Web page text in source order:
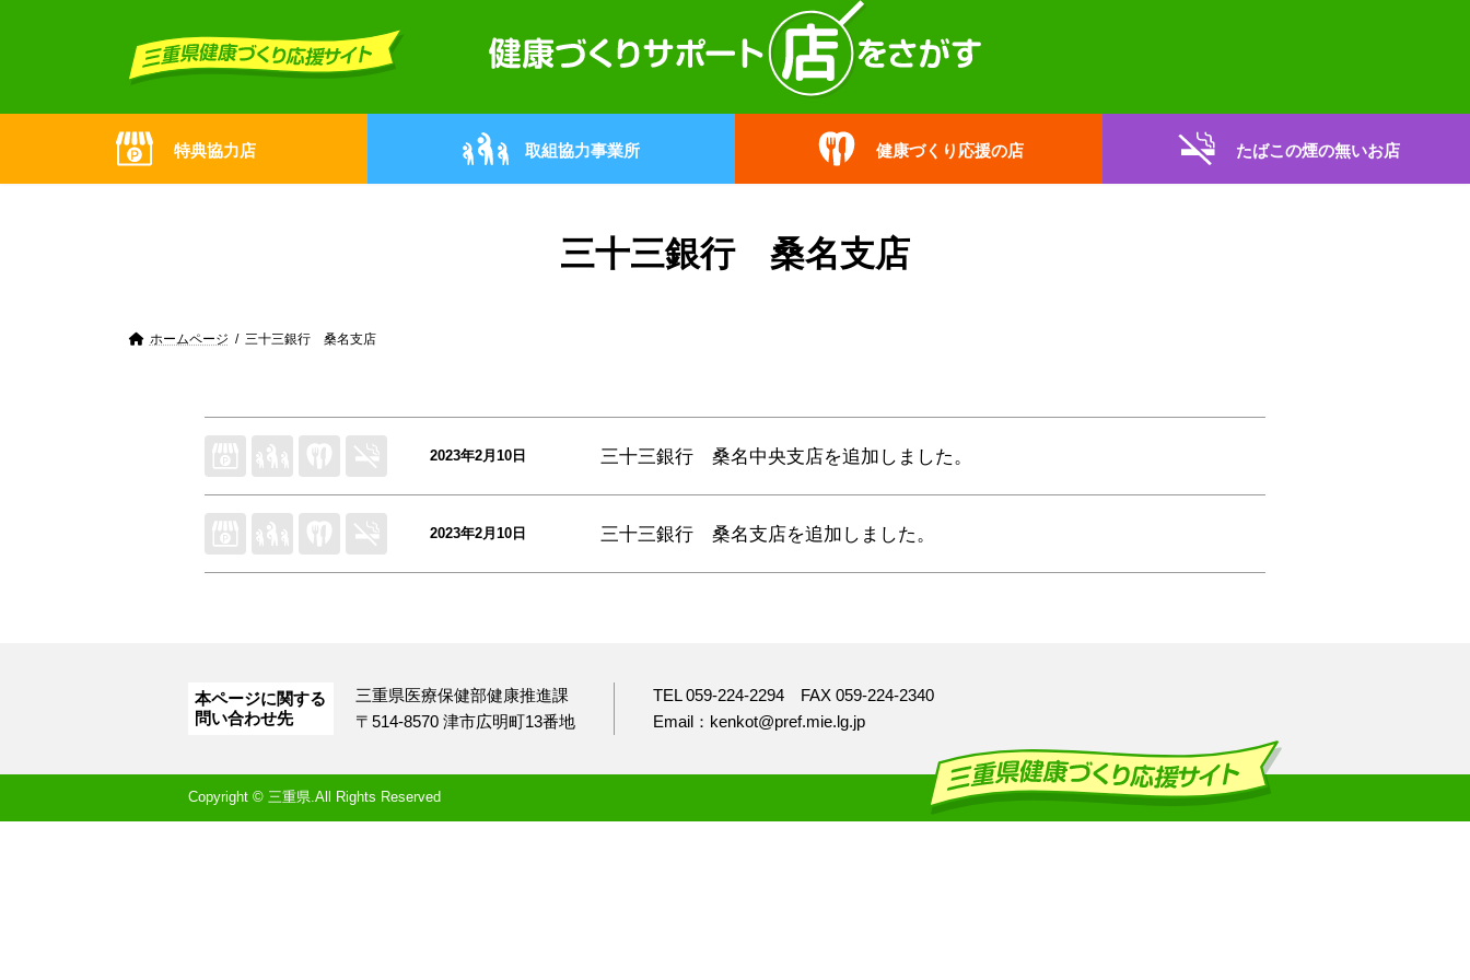
特典協力店 取組協力事業所 健康づくり応援の店 たばこの煙の無いお店
三十三銀行 桑名支店
ホームページ 三十三銀行 桑名支店
2023年2月10日 三十三銀行 桑名中央支店を追加しました。
2023年2月10日 三十三銀行 桑名支店を追加しました。
本ページに関する
問い合わせ先
三重県医療保健部健康推進課
〒514-8570 津市広明町13番地
TEL 059-224-2294
FAX 059-224-2340
Email：kenkot@pref.mie.lg.jp
Copyright © 三重県.All Rights Reserved